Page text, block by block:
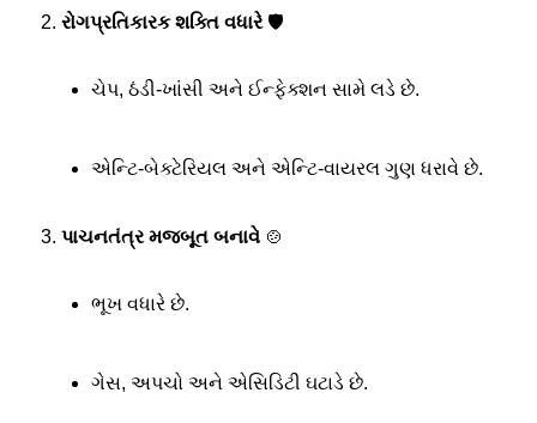
રોગપ્રતિકારક શક્તિ વધારે🛡️
ચેપ, ઠંડી-ખાંસી અને ઈન્ફેક્શન સામે લડે છે.
એન્ટિ-બેક્ટેરિયલ અને એન્ટિ-વાયરલ ગુણ ધરાવે છે.
પાચનતંત્ર મજબૂત બનાવે 🍲
ભૂખ વધારે છે.
ગેસ, અપચો અને એસિડિટી ઘટાડે છે.